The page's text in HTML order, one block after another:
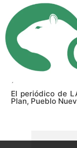
El periódico de
Plan, Pueblo